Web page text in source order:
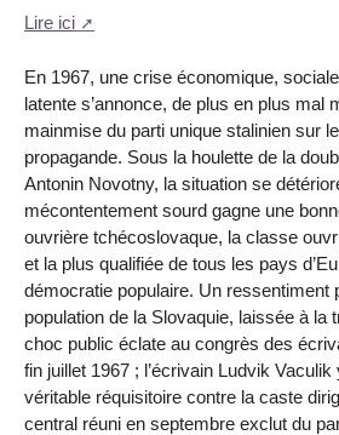
Lire ici
En 1967, une crise économique,
latente s’annonce, de plus en plus mal
mainmise du parti unique stalinien sur
propagande. Sous la houlette de la
Antonin Novotny, la situation se
mécontentement sourd gagne une
ouvrière tchécoslovaque, la classe
et la plus qualifiée de tous les pays
démocratie populaire. Un ressentiment
population de la Slovaquie, laissée à la
choc public éclate au congrès des
fin juillet 1967 ; l’écrivain Ludvik
véritable réquisitoire contre la caste
central réuni en septembre exclut du